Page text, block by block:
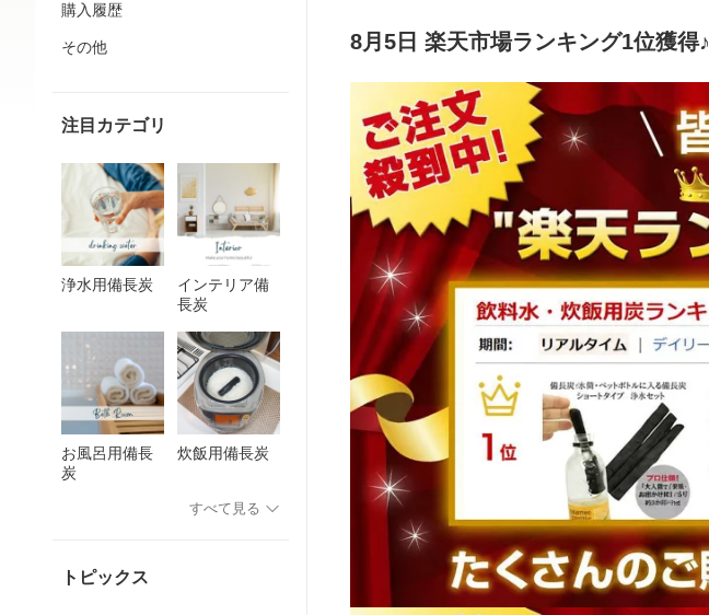
購入履歴
その他
注目カテゴリ
浄水用備長炭
インテリア備
長炭
お風呂用備長
炭
炊飯用備長炭
すべて見る
トピックス
8月5日 楽天市場ランキング1位獲得♪